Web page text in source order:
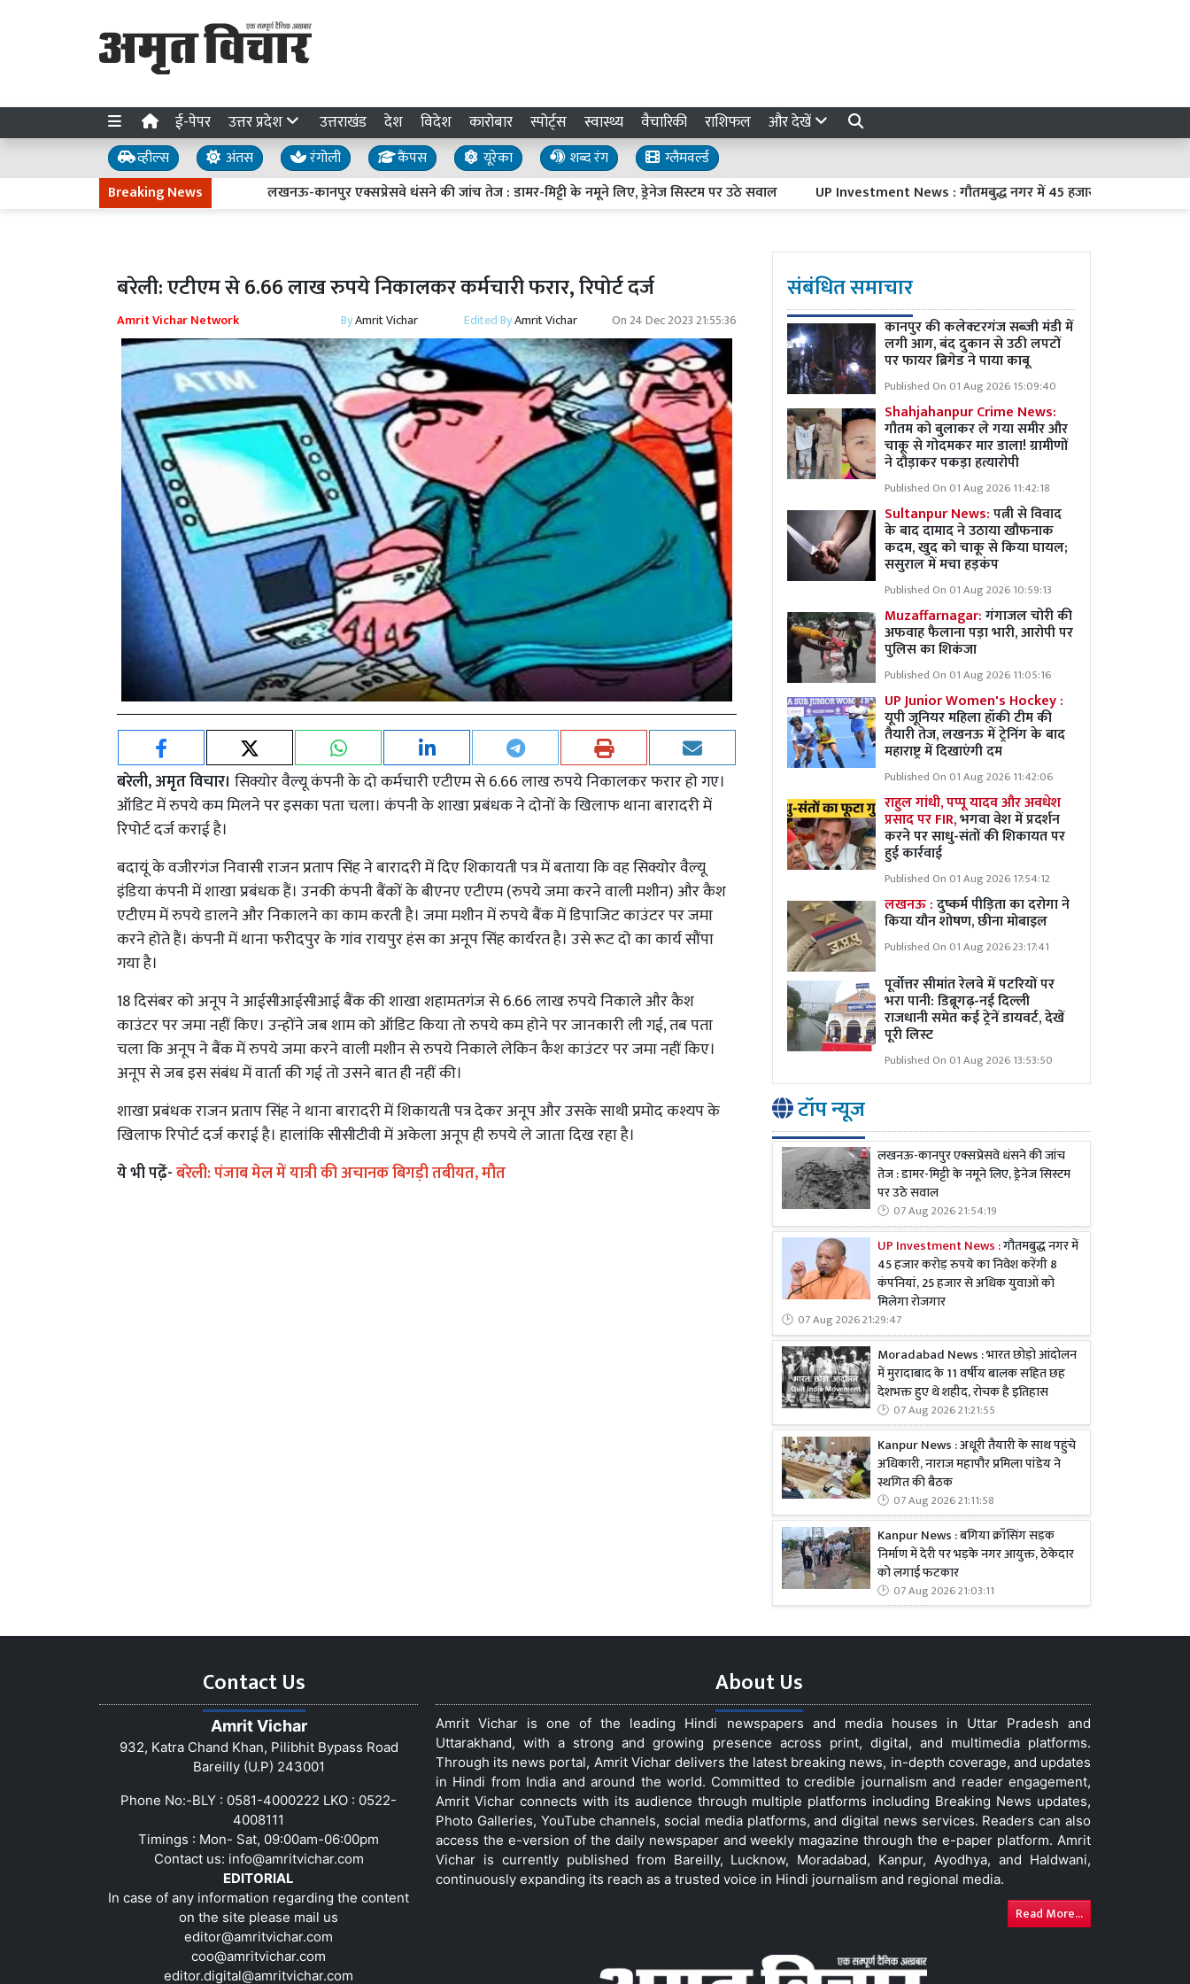
ई-पेपर उत्तर प्रदेश उत्तराखंड देश विदेश कारोबार स्पोर्ट्स स्वास्थ्य वैचारिकी राशिफल और देखें
व्हील्स अंतस रंगोली कैंपस यूरेका शब्द रंग
ग्लैमवर्ल्ड
Breaking News
लखनऊ-कानपुर एक्सप्रेसवे धंसने की जांच तेज : डामर-मिट्टी के नमूने लिए, ड्रेनेज सिस्टम पर उठे सवाल UP Investment News : गौतमबुद्ध नगर में 45 हजार करोड़ रुपये का निवेश
बरेली: एटीएम से 6.66 लाख रुपये निकालकर कर्मचारी फरार, रिपोर्ट दर्ज
Amrit Vichar Network ByAmrit Vichar Edited ByAmrit Vichar On 24 Dec 2023 21:55:36
बरेली, अमृत विचार। सिक्योर वैल्यू कंपनी के दो कर्मचारी एटीएम से 6.66 लाख रुपये निकालकर फरार हो गए।
ऑडिट में रुपये कम मिलने पर इसका पता चला। कंपनी के शाखा प्रबंधक ने दोनों के खिलाफ थाना बारादरी में
रिपोर्ट दर्ज कराई है।
बदायूं के वजीरगंज निवासी राजन प्रताप सिंह ने बारादरी में दिए शिकायती पत्र में बताया कि वह सिक्योर वैल्यू
इंडिया कंपनी में शाखा प्रबंधक हैं। उनकी कंपनी बैंकों के बीएनए एटीएम (रुपये जमा करने वाली मशीन) और कैश
एटीएम में रुपये डालने और निकालने का काम करती है। जमा मशीन में रुपये बैंक में डिपाजिट काउंटर पर जमा
करने होते हैं। कंपनी में थाना फरीदपुर के गांव रायपुर हंस का अनूप सिंह कार्यरत है। उसे रूट दो का कार्य सौंपा
गया है।
18 दिसंबर को अनूप ने आईसीआईसीआई बैंक की शाखा शहामतगंज से 6.66 लाख रुपये निकाले और कैश
काउंटर पर जमा नहीं किए। उन्होंने जब शाम को ऑडिट किया तो रुपये कम होने पर जानकारी ली गई, तब पता
चला कि अनूप ने बैंक में रुपये जमा करने वाली मशीन से रुपये निकाले लेकिन कैश काउंटर पर जमा नहीं किए।
अनूप से जब इस संबंध में वार्ता की गई तो उसने बात ही नहीं की।
शाखा प्रबंधक राजन प्रताप सिंह ने थाना बारादरी में शिकायती पत्र देकर अनूप और उसके साथी प्रमोद कश्यप के
खिलाफ रिपोर्ट दर्ज कराई है। हालांकि सीसीटीवी में अकेला अनूप ही रुपये ले जाता दिख रहा है।
ये भी पढे़ं-बरेली: पंजाब मेल में यात्री की अचानक बिगड़ी तबीयत, मौत
संबंधित समाचार
कानपुर की कलेक्टरगंज सब्जी मंडी में
लगी आग, बंद दुकान से उठी लपटों
पर फायर ब्रिगेड ने पाया काबू
Published On 01 Aug 2026 15:09:40
Shahjahanpur Crime News:
गौतम को बुलाकर ले गया समीर और
चाकू से गोदमकर मार डाला! ग्रामीणों
ने दौड़ाकर पकड़ा हत्यारोपी
Published On 01 Aug 2026 11:42:18
Sultanpur News:पत्नी से विवाद
के बाद दामाद ने उठाया खौफनाक
कदम, खुद को चाकू से किया घायल;
ससुराल में मचा हड़कंप
Published On 01 Aug 2026 10:59:13
Muzaffarnagar:गंगाजल चोरी की
अफवाह फैलाना पड़ा भारी, आरोपी पर
पुलिस का शिकंजा
Published On 01 Aug 2026 11:05:16
UP Junior Women's Hockey :
यूपी जूनियर महिला हॉकी टीम की
तैयारी तेज, लखनऊ में ट्रेनिंग के बाद
महाराष्ट्र में दिखाएंगी दम
Published On 01 Aug 2026 11:42:06
राहुल गांधी, पप्पू यादव और अवधेश
प्रसाद पर FIR,भगवा वेश में प्रदर्शन
करने पर साधु-संतों की शिकायत पर
हुई कार्रवाई
Published On 01 Aug 2026 17:54:12
लखनऊ :दुष्कर्म पीड़िता का दरोगा ने
किया यौन शोषण, छीना मोबाइल
Published On 01 Aug 2026 23:17:41
पूर्वोत्तर सीमांत रेलवे में पटरियों पर
भरा पानी: डिब्रूगढ़-नई दिल्ली
राजधानी समेत कई ट्रेनें डायवर्ट, देखें
पूरी लिस्ट
Published On 01 Aug 2026 13:53:50
टॉप न्यूज
लखनऊ-कानपुर एक्सप्रेसवे धंसने की जांच
तेज : डामर-मिट्टी के नमूने लिए, ड्रेनेज सिस्टम
पर उठे सवाल
07 Aug 2026 21:54:19
UP Investment News :गौतमबुद्ध नगर में
45 हजार करोड़ रुपये का निवेश करेंगी 8
कंपनियां, 25 हजार से अधिक युवाओं को
मिलेगा रोजगार
07 Aug 2026 21:29:47
Moradabad News : भारत छोड़ो आंदोलन
में मुरादाबाद के 11 वर्षीय बालक सहित छह
देशभक्त हुए थे शहीद, रोचक है इतिहास
07 Aug 2026 21:21:55
Kanpur News : अधूरी तैयारी के साथ पहुंचे
अधिकारी, नाराज महापौर प्रमिला पांडेय ने
स्थगित की बैठक
07 Aug 2026 21:11:58
Kanpur News : बगिया क्रॉसिंग सड़क
निर्माण में देरी पर भड़के नगर आयुक्त, ठेकेदार
को लगाई फटकार
07 Aug 2026 21:03:11
Contact Us
Amrit Vichar
932, Katra Chand Khan, Pilibhit Bypass Road
Bareilly (U.P) 243001
Phone No:-BLY : 0581-4000222 LKO : 0522-
4008111
Timings : Mon- Sat, 09:00am-06:00pm
Contact us: info@amritvichar.com
EDITORIAL
In case of any information regarding the content
on the site please mail us
editor@amritvichar.com
coo@amritvichar.com
editor.digital@amritvichar.com
About Us
Amrit Vichar is one of the leading Hindi newspapers and media houses in Uttar Pradesh and
Uttarakhand, with a strong and growing presence across print, digital, and multimedia platforms.
Through its news portal, Amrit Vichar delivers the latest breaking news, in-depth coverage, and updates
in Hindi from India and around the world. Committed to credible journalism and reader engagement,
Amrit Vichar connects with its audience through multiple platforms including Breaking News updates,
Photo Galleries, YouTube channels, social media platforms, and digital news services. Readers can also
access the e-version of the daily newspaper and weekly magazine through the e-paper platform. Amrit
Vichar is currently published from Bareilly, Lucknow, Moradabad, Kanpur, Ayodhya, and Haldwani,
continuously expanding its reach as a trusted voice in Hindi journalism and regional media.
Read More...